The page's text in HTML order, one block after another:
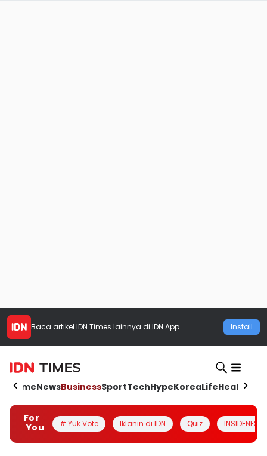
Baca artikel IDN Times lainnya di IDN App Install
HomeNewsBusinessSportTechHypeKoreaLifeHealth
For
You
# Yuk Vote Iklanin di IDN Quiz INSIDENESIA